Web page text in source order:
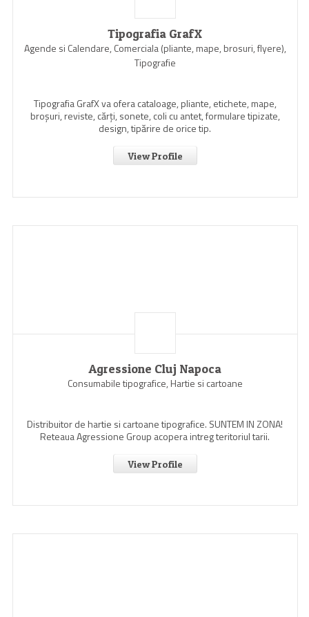
Tipografia GrafX
Agende si Calendare, Comerciala (pliante, mape, brosuri, flyere),
Tipografie
Tipografia GrafX va ofera cataloage, pliante, etichete, mape,
broşuri, reviste, cărţi, sonete, coli cu antet, formulare tipizate,
design, tipărire de orice tip.
View Profile
Agressione Cluj Napoca
Consumabile tipografice, Hartie si cartoane
Distribuitor de hartie si cartoane tipografice. SUNTEM IN ZONA!
Reteaua Agressione Group acopera intreg teritoriul tarii.
View Profile